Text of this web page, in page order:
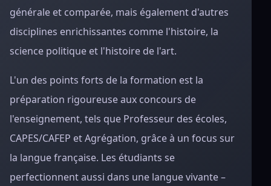
générale et comparée, mais également d'autres
disciplines enrichissantes comme l'histoire, la
science politique et l'histoire de l'art.
L'un des points forts de la formation est la
préparation rigoureuse aux concours de
l'enseignement, tels que Professeur des écoles,
CAPES/CAFEP et Agrégation, grâce à un focus sur
la langue française. Les étudiants se
perfectionnent aussi dans une langue vivante –